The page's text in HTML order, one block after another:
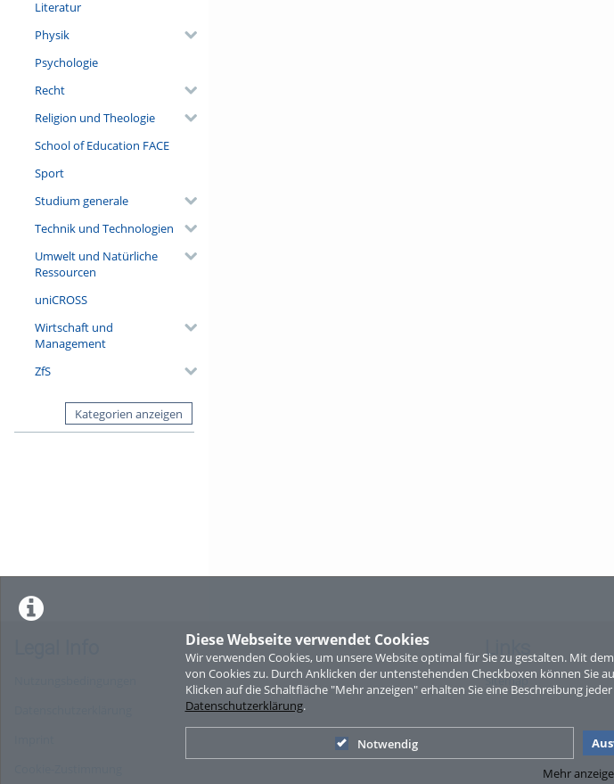
Diese Webseite verwendet Cookies
Wir verwenden Cookies, um unsere Website optimal für Sie zu gestalten. Mit
von Cookies zu. Durch Anklicken der untenstehenden Checkboxen können Sie
Klicken auf die Schaltfläche "Mehr anzeigen" erhalten Sie eine Beschreibung
Datenschutzerklärung.
Notwendig
Mehr
Literatur
Physik
Psychologie
Recht
Religion und Theologie
School of Education FACE
Sport
Studium generale
Technik und Technologien
Umwelt und Natürliche
Ressourcen
uniCROSS
Wirtschaft und
Management
ZfS
Kategorien anzeigen
Links
Sitemap